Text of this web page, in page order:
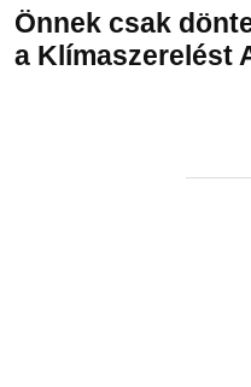
Önnek csak
a Klímaszerelést